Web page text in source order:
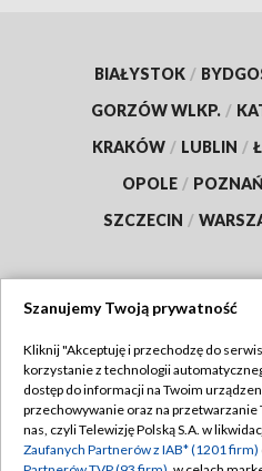
BIAŁYSTOK /
GORZÓW WLKP. /
KRAKÓW / LUBLIN /
OPOLE / POZNAŃ
SZCZECIN /
Abonament TVP
Emisja w TVP
Polityka
Szanujemy Twoją prywatność
Kliknij "Akceptuję i przechodzę do
korzystanie z technologii
dostęp do informacji na Twoim
przechowywanie oraz na przetwarzanie
nas, czyli Telewizję Polską S.A. w
Zaufanych Partnerów z IAB* (1201 firm)